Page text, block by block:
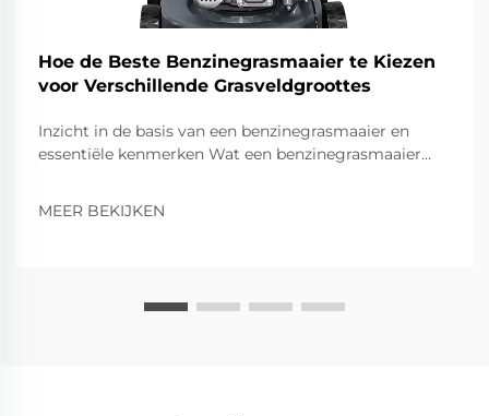
Hoe de Beste Benzinegrasmaaier te Kiezen
voor Verschillende Grasveldgroottes
Inzicht in de basis van een benzinegrasmaaier en
essentiële kenmerken Wat een benzinegrasmaaier
benzine, wat ze voldoende kracht geeft om...
MEER BEKIJKEN